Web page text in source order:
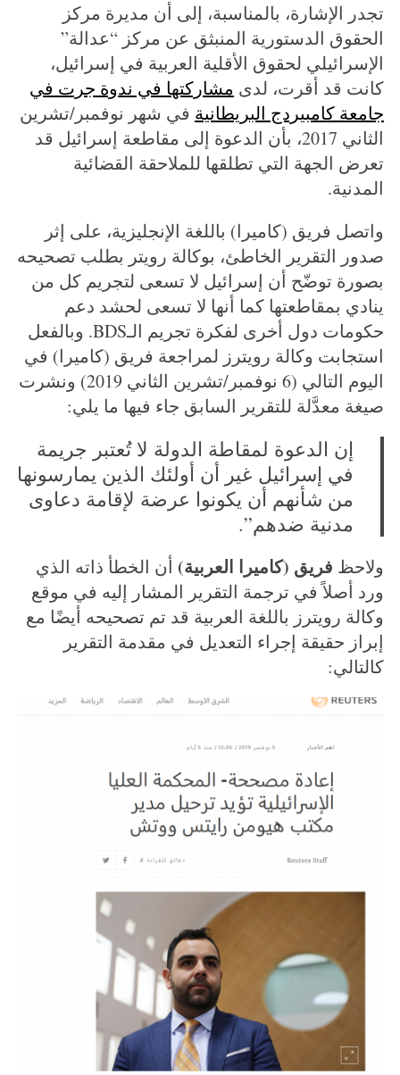
تجدر الإشارة، بالمناسبة، إلى أن مديرة مركز
الحقوق الدستورية المنبثق عن مركز “عدالة”
الإسرائيلي لحقوق الأقلية العربية في إسرائيل،
كانت قد أقرت، لدى مشاركتها في ندوة جرت في
جامعة كامبيردج البريطانية في شهر نوفمبر/تشرين
الثاني 2017، بأن الدعوة إلى مقاطعة إسرائيل قد
تعرض الجهة التي تطلقها للملاحقة القضائية
المدنية.
واتصل فريق (كاميرا) باللغة الإنجليزية، على إثر
صدور التقرير الخاطئ، بوكالة رويتر بطلب تصحيحه
بصورة توضّح أن إسرائيل لا تسعى لتجريم كل من
ينادي بمقاطعتها كما أنها لا تسعى لحشد دعم
حكومات دول أخرى لفكرة تجريم الـBDS. وبالفعل
استجابت وكالة رويترز لمراجعة فريق (كاميرا) في
اليوم التالي (6 نوفمبر/تشرين الثاني 2019) ونشرت
صيغة معدَّلة للتقرير السابق جاء فيها ما يلي:
إن الدعوة لمقاطة الدولة لا تُعتبر جريمة
في إسرائيل غير أن أولئك الذين يمارسونها
من شأنهم أن يكونوا عرضة لإقامة دعاوى
مدنية ضدهم”.
ولاحظ فريق (كاميرا العربية) أن الخطأ ذاته الذي
ورد أصلاً في ترجمة التقرير المشار إليه في موقع
وكالة رويترز باللغة العربية قد تم تصحيحه أيضًا مع
إبراز حقيقة إجراء التعديل في مقدمة التقرير
كالتالي:
r
h
f
r